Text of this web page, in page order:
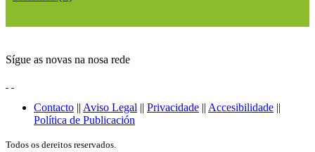
Sígue as novas na nosa rede
Contacto || Aviso Legal || Privacidade || Accesibilidade ||
Política de Publicación
Todos os dereitos reservados.